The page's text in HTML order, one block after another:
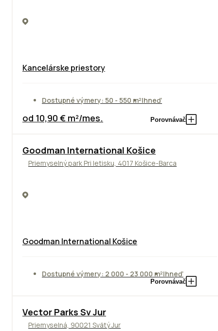
Kancelárske priestory
Dostupné výmery: 50 - 550 m²Ihneď
od 10,90 € m²/mes. Porovnávač
Goodman International Košice
Priemyselný park Pri letisku, 4017 Košice-Barca
Goodman International Košice
Dostupné výmery: 2 000 - 23 000 m²Ihneď
Porovnávač
Vector Parks Sv Jur
Priemyselná, 90021 Svätý Jur